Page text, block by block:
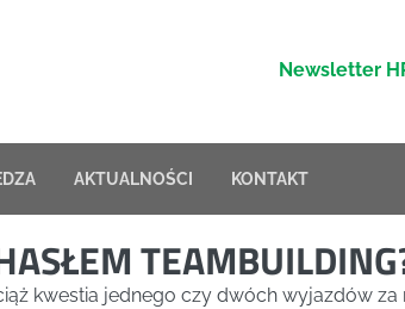
Newsletter
AKTUALNOŚCI KONTAKT
kwestia jednego czy dwóch wyjazdów za